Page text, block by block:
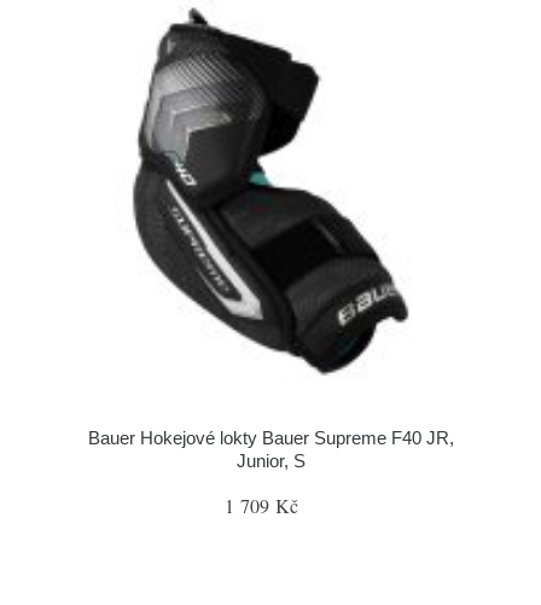
Bauer Hokejové lokty Bauer Supreme F40 JR,
Junior, S
1 709 Kč